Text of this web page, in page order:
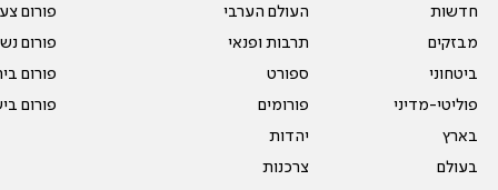
חדשות
מבזקים
ביטחוני
פוליטי-מדיני
בארץ
בעולם
העולם הערבי
תרבות ופנאי
ספורט
פורומים
יהדות
צרכנות
פורום
פורום
פורום
פורום